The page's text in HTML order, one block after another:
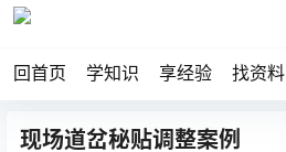
回首页 学知识 享经验 找资料
现场道岔秘贴调整案例